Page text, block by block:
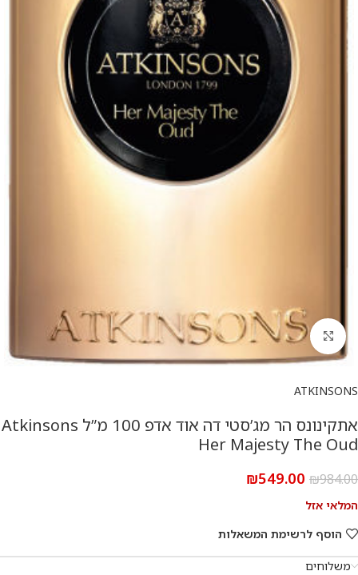
להגדלת התמונה
ATKINSONS
אתקינונס הר מג’סטי דה אוד אדפ 100 מ”ל Atkinsons
Her Majesty The Oud
₪984.00
₪549.00
המלאי אזל
הוסף לרשימת המשאלות
משלוחים